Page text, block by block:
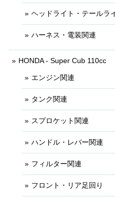
ヘッドライト・テールラ
ハーネス・電装関連
HONDA - Super Cub 110cc
エンジン関連
タンク関連
スプロケット関連
ハンドル・レバー関連
フィルター関連
フロント・リア足回り